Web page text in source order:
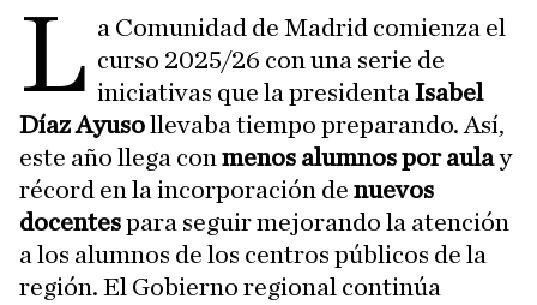
L a Comunidad de Madrid comienza el
curso 2025/26 con una serie de
iniciativas que la presidentaIsabel
Díaz Ayusollevaba tiempo preparando. Así,
este año llega con menos alumnos por aulay
récord en la incorporación de nuevos
docentespara seguir mejorando la atención
a los alumnos de los centros públicos de la
región. El Gobierno regional continúa